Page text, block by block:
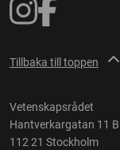
Tillbaka till toppen
Vetenskapsrådet
Hantverkargatan 11 B
112 21 Stockholm